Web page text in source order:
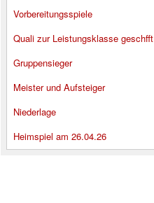
Vorbereitungsspiele
Quali zur Leistungsklasse geschfft
Gruppensieger
Meister und Aufsteiger
Niederlage
Heimspiel am 26.04.26